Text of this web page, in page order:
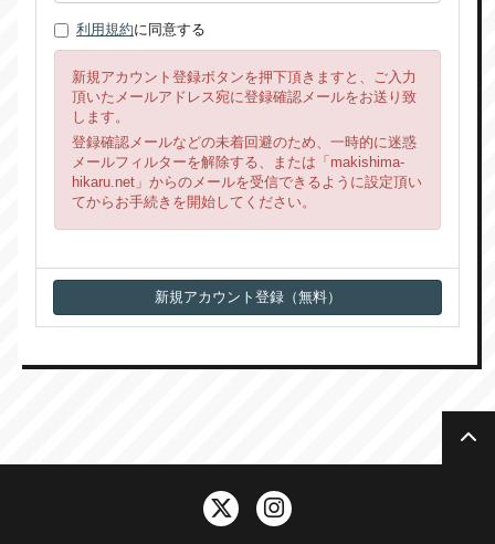
利用規約に同意する
新規アカウント登録ボタンを押下頂きますと、ご入力
頂いたメールアドレス宛に登録確認メールをお送り致
します。
登録確認メールなどの未着回避のため、一時的に迷惑
メールフィルターを解除する、または「makishima-
hikaru.net」からのメールを受信できるように設定頂い
てからお手続きを開始してください。